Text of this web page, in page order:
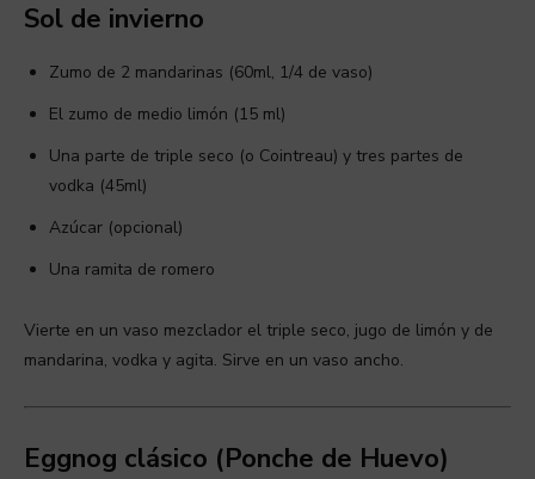
Sol de invierno
Zumo de 2 mandarinas (60ml, 1/4 de vaso)
El zumo de medio limón (15 ml)
Una parte de triple seco (o Cointreau) y tres partes de
vodka (45ml)
Azúcar (opcional)
Una ramita de romero
Vierte en un vaso mezclador el triple seco, jugo de limón y de
mandarina, vodka y agita. Sirve en un vaso ancho.
Eggnog clásico (Ponche de Huevo)